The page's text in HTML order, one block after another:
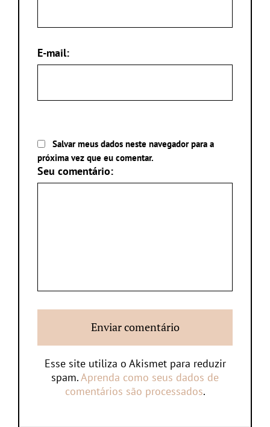
E-mail:
Salvar meus dados neste navegador para a
próxima vez que eu comentar.
Seu comentário:
Esse site utiliza o Akismet para reduzir
spam.Aprenda como seus dados de
comentários são processados.